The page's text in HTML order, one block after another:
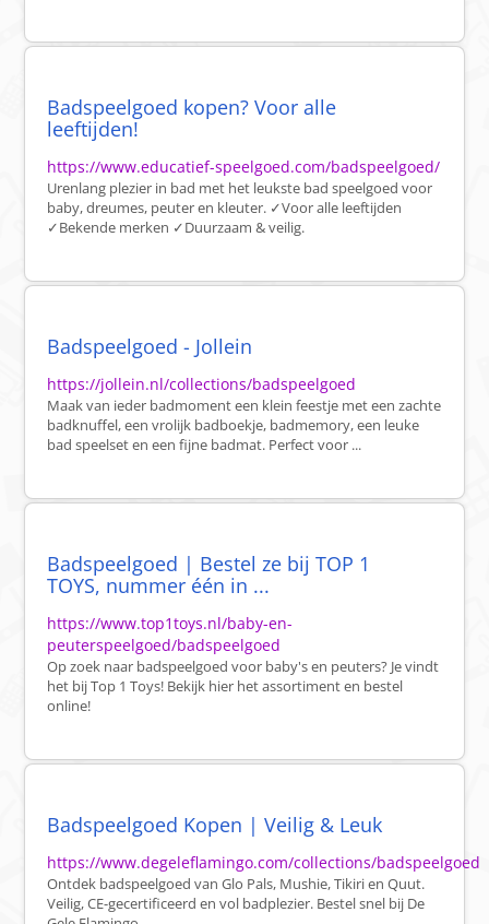
Badspeelgoed kopen? Voor alle
leeftijden!
https://www.educatief-speelgoed.com/badspeelgoed/
Urenlang plezier in bad met het leukste bad speelgoed voor
baby, dreumes, peuter en kleuter. ✓Voor alle leeftijden
✓Bekende merken ✓Duurzaam & veilig.
Badspeelgoed - Jollein
https://jollein.nl/collections/badspeelgoed
Maak van ieder badmoment een klein feestje met een zachte
badknuffel, een vrolijk badboekje, badmemory, een leuke
bad speelset en een fijne badmat. Perfect voor ...
Badspeelgoed | Bestel ze bij TOP 1
TOYS, nummer één in ...
https://www.top1toys.nl/baby-en-
peuterspeelgoed/badspeelgoed
Op zoek naar badspeelgoed voor baby's en peuters? Je vindt
het bij Top 1 Toys! Bekijk hier het assortiment en bestel
online!
Badspeelgoed Kopen | Veilig & Leuk
https://www.degeleflamingo.com/collections/badspeelgoed
Ontdek badspeelgoed van Glo Pals, Mushie, Tikiri en Quut.
Veilig, CE-gecertificeerd en vol badplezier. Bestel snel bij De